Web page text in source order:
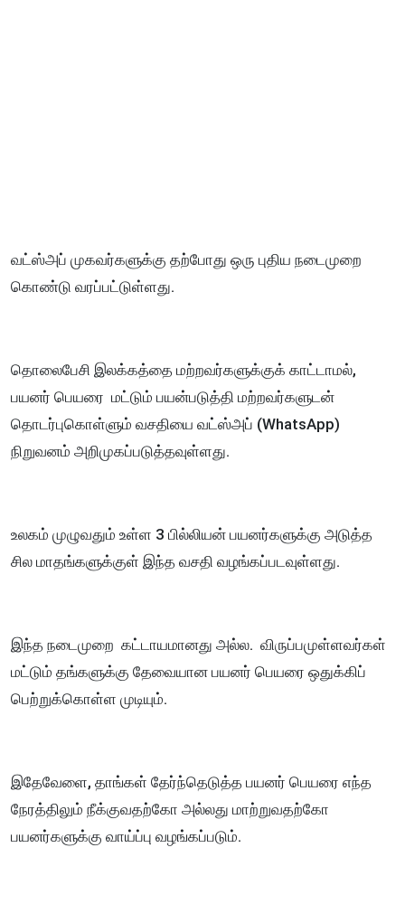
வட்ஸ்அப் முகவர்களுக்கு தற்போது ஒரு புதிய நடைமுறை
கொண்டு வரப்பட்டுள்ளது.
தொலைபேசி இலக்கத்தை மற்றவர்களுக்குக் காட்டாமல்,
பயனர் பெயரை மட்டும் பயன்படுத்தி மற்றவர்களுடன்
தொடர்புகொள்ளும் வசதியை வட்ஸ்அப் (WhatsApp)
நிறுவனம் அறிமுகப்படுத்தவுள்ளது.
உலகம் முழுவதும் உள்ள 3 பில்லியன் பயனர்களுக்கு அடுத்த
சில மாதங்களுக்குள் இந்த வசதி வழங்கப்படவுள்ளது.
இந்த நடைமுறை கட்டாயமானது அல்ல. விருப்பமுள்ளவர்கள்
மட்டும் தங்களுக்கு தேவையான பயனர் பெயரை ஒதுக்கிப்
பெற்றுக்கொள்ள முடியும்.
இதேவேளை, தாங்கள் தேர்ந்தெடுத்த பயனர் பெயரை எந்த
நேரத்திலும் நீக்குவதற்கோ அல்லது மாற்றுவதற்கோ
பயனர்களுக்கு வாய்ப்பு வழங்கப்படும்.